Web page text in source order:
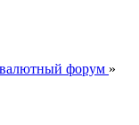
форум »